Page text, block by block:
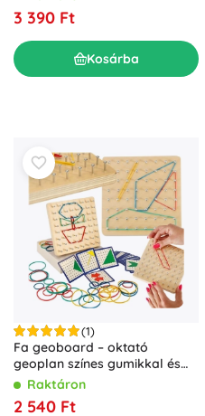
3 390 Ft
Kosárba
(1)
Fa geoboard – oktató
geoplan színes gumikkal és
mintakártyákkal
Raktáron
2 540 Ft